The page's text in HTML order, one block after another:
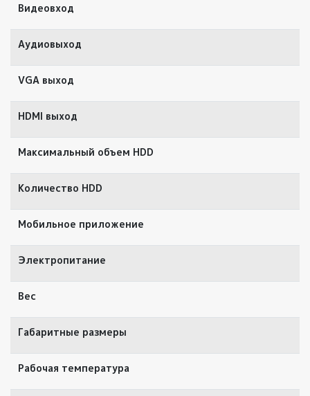
Видеовход
Аудиовыход
VGA выход
HDMI выход
Максимальный объем HDD
Количество HDD
Мобильное приложение
Электропитание
Вес
Габаритные размеры
Рабочая температура